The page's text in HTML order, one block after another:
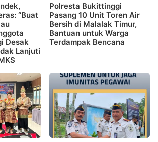
“Buat
Desak
Lanjuti
Polresta Bukittinggi
Pasang 10 Unit Toren Air
Bersih di Malalak Timur,
Bantuan untuk Warga
Terdampak Bencana